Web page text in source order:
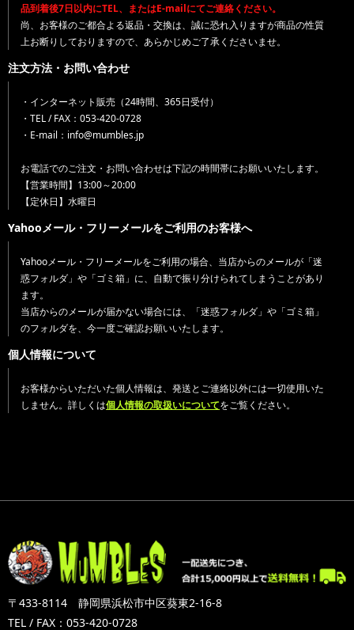
品到着後7日以内にTEL、またはE-mailにてご連絡ください。
尚、お客様のご都合よる返品・交換は、誠に恐れ入りますが商品の性質
上お断りしておりますので、あらかじめご了承くださいませ。
注文方法・お問い合わせ
・インターネット販売（24時間、365日受付）
・TEL / FAX：053-420-0728
・E-mail：info@mumbles.jp
お電話でのご注文・お問い合わせは下記の時間帯にお願いいたします。
【営業時間】13:00～20:00
【定休日】水曜日
Yahooメール・フリーメールをご利用のお客様へ
Yahooメール・フリーメールをご利用の場合、当店からのメールが「迷
惑フォルダ」や「ゴミ箱」に、自動で振り分けられてしまうことがあり
ます。
当店からのメールが届かない場合には、「迷惑フォルダ」や「ゴミ箱」
のフォルダを、今一度ご確認お願いいたします。
個人情報について
お客様からいただいた個人情報は、発送とご連絡以外には一切使用いた
しません。詳しくは個人情報の取扱いについてをご覧ください。
〒433-8114 静岡県浜松市中区葵東2-16-8
TEL / FAX：053-420-0728